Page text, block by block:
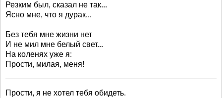
Резким был, сказал не так...
Ясно мне, что я дурак...
Без тебя мне жизни нет
И не мил мне белый свет...
На коленях уже я:
Прости, милая, меня!
Прости, я не хотел тебя обидеть.